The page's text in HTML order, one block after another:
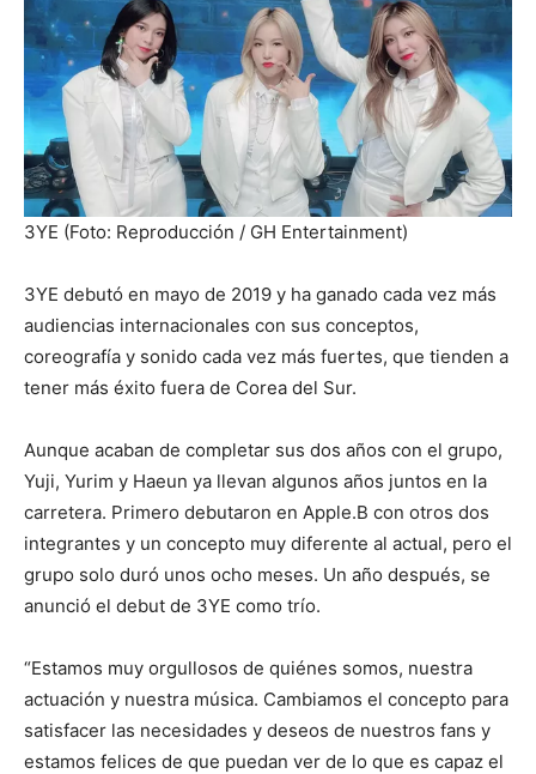
3YE (Foto: Reproducción / GH Entertainment)
3YE debutó en mayo de 2019 y ha ganado cada vez más
audiencias internacionales con sus conceptos,
coreografía y sonido cada vez más fuertes, que tienden a
tener más éxito fuera de Corea del Sur.
Aunque acaban de completar sus dos años con el grupo,
Yuji, Yurim y Haeun ya llevan algunos años juntos en la
carretera. Primero debutaron en Apple.B con otros dos
integrantes y un concepto muy diferente al actual, pero el
grupo solo duró unos ocho meses. Un año después, se
anunció el debut de 3YE como trío.
“Estamos muy orgullosos de quiénes somos, nuestra
actuación y nuestra música. Cambiamos el concepto para
satisfacer las necesidades y deseos de nuestros fans y
estamos felices de que puedan ver de lo que es capaz el